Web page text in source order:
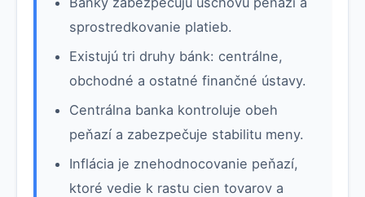
sprostredkovanie platieb.
Existujú tri druhy bánk: centrálne,
obchodné a ostatné finančné ústavy.
Centrálna banka kontroluje obeh
peňazí a zabezpečuje stabilitu meny.
Inflácia je znehodnocovanie peňazí,
ktoré vedie k rastu cien tovarov a